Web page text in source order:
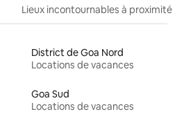
Lieux incontournables à proximité
District de Goa Nord
Locations de vacances
Goa Sud
Locations de vacances